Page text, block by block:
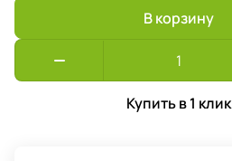
В корзину
Купить в 1 клик